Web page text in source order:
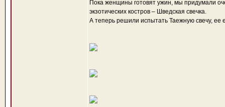
Пока женщины готовят ужин, мы придумали
экзотических костров – Шведская свечка.
А теперь решили испытать Таежную свечу,